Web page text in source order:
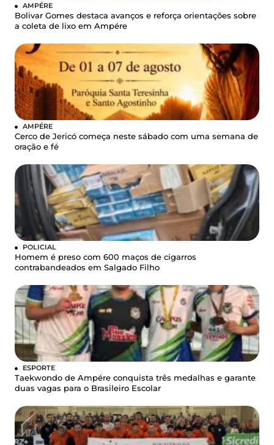
AMPÉRE
Bolivar Gomes destaca avanços e reforça orientações sobre
a coleta de lixo em Ampére
AMPÉRE
Cerco de Jericó começa neste sábado com uma semana de
oração e fé
POLICIAL
Homem é preso com 600 maços de cigarros
contrabandeados em Salgado Filho
ESPORTE
Taekwondo de Ampére conquista três medalhas e garante
duas vagas para o Brasileiro Escolar